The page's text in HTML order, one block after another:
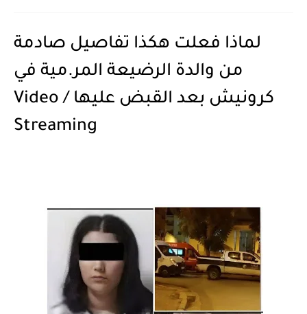
لماذا فعلت هكذا تفاصيل صادمة
من والدة الرضيعة المر.مية في
كرونيش بعد القبض عليها / Video
Streaming